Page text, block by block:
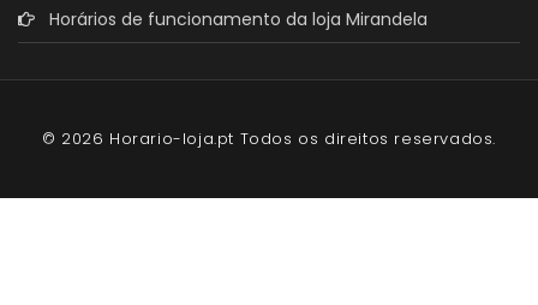
Horários de funcionamento da loja Mirandela
© 2026 Horario-loja.pt Todos os direitos reservados.